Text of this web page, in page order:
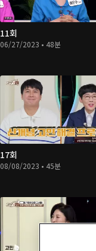
11회
06/27/2023 • 48분
17회
08/08/2023 • 45분